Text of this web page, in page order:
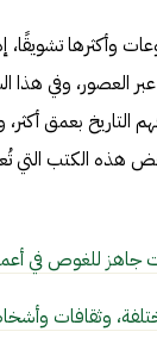
وأكثرها
العصور، وفي هذا
بعمق أكثر،
هذه الكتب التي
جاهز للغوص في
وثقافات